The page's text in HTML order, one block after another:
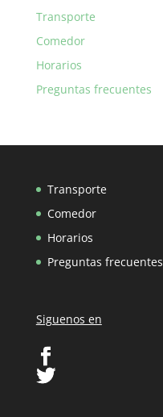
Transporte
Comedor
Horarios
Preguntas frecuentes
Transporte
Comedor
Horarios
Preguntas frecuentes
Siguenos en